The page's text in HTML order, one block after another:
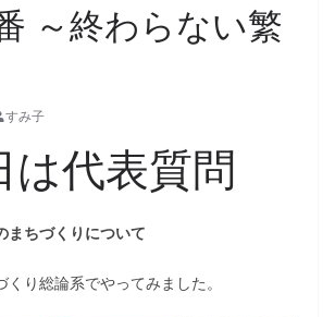
～終わらない繁
すみ子
は代表質問
まちづくりについて
り総論系でやってみました。